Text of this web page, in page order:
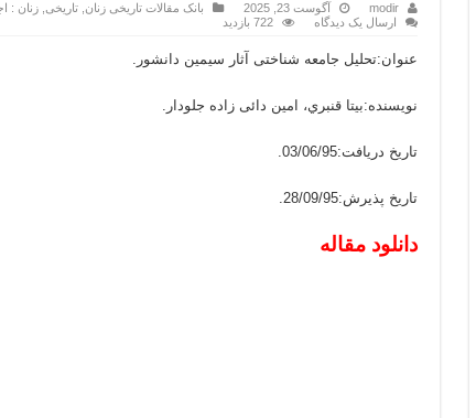
modir آگوست 23, 2025 بانک مقالات تاریخی زنان ,تاریخی ,زنان :
ارسال یک دیدگاه
722 بازدید
عنوان:تحلیل جامعه شناختی آثار سیمین دانشور.
نویسنده:بیتا قنبري، امین دائی زاده جلودار.
تاریخ دریافت:03/06/95.
تاریخ پذیرش:28/09/95.
دانلود مقاله